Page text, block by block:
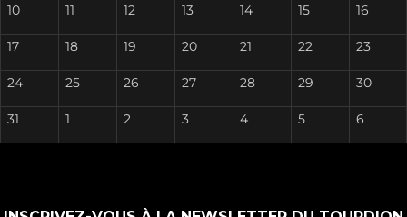
10 11 12 13 14 15 16
17 18 19 20 21 22 23
24 25 26 27 28 29 30
31 1 2 3 4 5 6